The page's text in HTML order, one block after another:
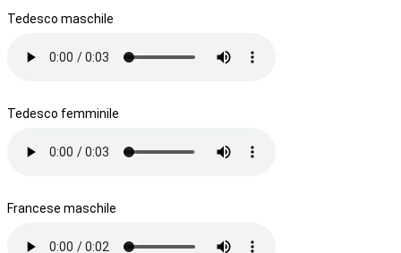
Tedesco maschile
Tedesco femminile
Francese maschile